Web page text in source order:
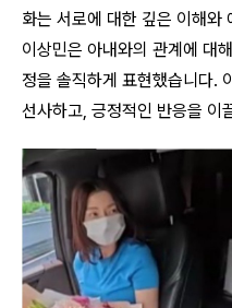
화는 서로에 대한 깊은 이해와
이상민은 아내와의 관계에 대
정을 솔직하게 표현했습니다.
선사하고, 긍정적인 반응을 이